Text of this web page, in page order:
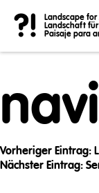
?!
Landscape
Landschaft
Paisaje para
Vorheriger Eintrag:
Nächster Eintrag: